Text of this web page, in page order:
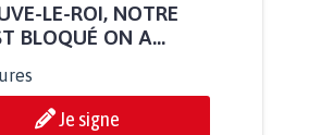
LE-ROI, NOTRE
BLOQUÉ ON A...
Je signe